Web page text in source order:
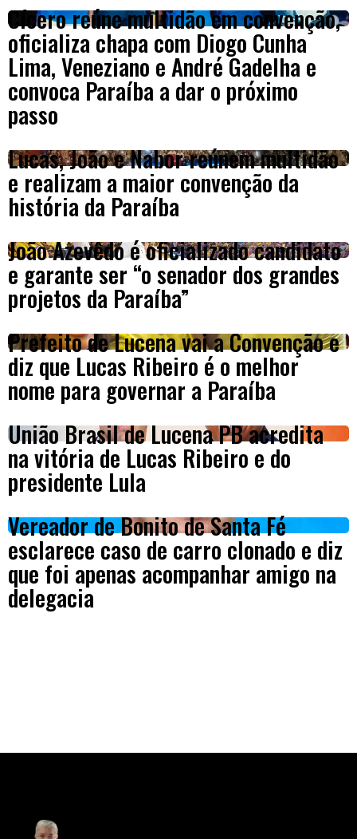
Cícero reúne multidão em convenção,
oficializa chapa com Diogo Cunha
Lima, Veneziano e André Gadelha e
convoca Paraíba a dar o próximo
passo
Lucas, João e Nabor reúnem multidão
e realizam a maior convenção da
história da Paraíba
João Azevêdo é oficializado candidato
e garante ser “o senador dos grandes
projetos da Paraíba”
Prefeito de Lucena vai a Convenção e
diz que Lucas Ribeiro é o melhor
nome para governar a Paraíba
União Brasil de Lucena PB acredita
na vitória de Lucas Ribeiro e do
presidente Lula
Vereador de Bonito de Santa Fé
esclarece caso de carro clonado e diz
que foi apenas acompanhar amigo na
delegacia